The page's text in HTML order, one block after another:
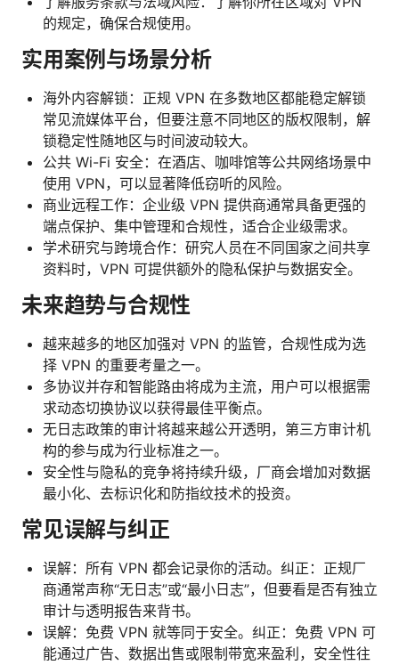
的规定，确保合规使用。
实用案例与场景分析
海外内容解锁：正规 VPN 在多数地区都能稳定解锁
常见流媒体平台，但要注意不同地区的版权限制，解
锁稳定性随地区与时间波动较大。
公共 Wi-Fi 安全：在酒店、咖啡馆等公共网络场景中
使用 VPN，可以显著降低窃听的风险。
商业远程工作：企业级 VPN 提供商通常具备更强的
端点保护、集中管理和合规性，适合企业级需求。
学术研究与跨境合作：研究人员在不同国家之间共享
资料时，VPN 可提供额外的隐私保护与数据安全。
未来趋势与合规性
越来越多的地区加强对 VPN 的监管，合规性成为选
择 VPN 的重要考量之一。
多协议并存和智能路由将成为主流，用户可以根据需
求动态切换协议以获得最佳平衡点。
无日志政策的审计将越来越公开透明，第三方审计机
构的参与成为行业标准之一。
安全性与隐私的竞争将持续升级，厂商会增加对数据
最小化、去标识化和防指纹技术的投资。
常见误解与纠正
误解：所有 VPN 都会记录你的活动。纠正：正规厂
商通常声称“无日志”或“最小日志”，但要看是否有独立
审计与透明报告来背书。
误解：免费 VPN 就等同于安全。纠正：免费 VPN 可
能通过广告、数据出售或限制带宽来盈利，安全性往